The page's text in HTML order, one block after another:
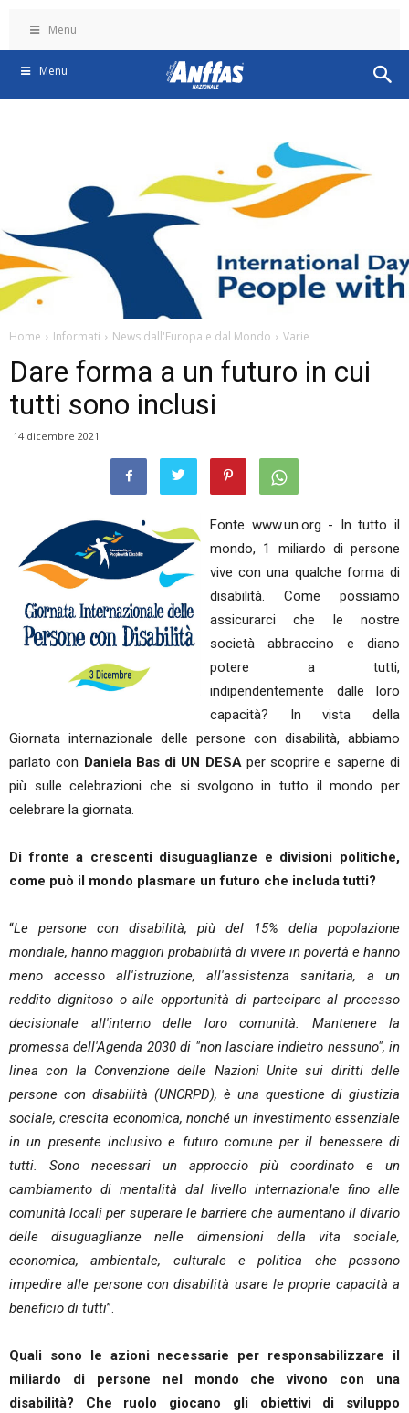
Menu
Menu
Home Informati News dall'Europa e dal Mondo Varie
Dare forma a un futuro in cui
tutti sono inclusi
14 dicembre 2021
Fonte www.un.org - In tutto il
mondo, 1 miliardo di persone
vive con una qualche forma di
disabilità. Come possiamo
assicurarci che le nostre
società abbraccino e diano
potere a tutti,
indipendentemente dalle loro
capacità? In vista della
Giornata internazionale delle persone con disabilità, abbiamo
parlato con Daniela Bas di UN DESAper scoprire e saperne di
più sulle celebrazioni che si svolgono in tutto il mondo per
celebrare la giornata.
Di fronte a crescenti disuguaglianze e divisioni politiche,
come può il mondo plasmare un futuro che includa tutti?
“Le persone con disabilità, più del 15% della popolazione
mondiale, hanno maggiori probabilità di vivere in povertà e hanno
meno accesso all'istruzione, all'assistenza sanitaria, a un
reddito dignitoso o alle opportunità di partecipare al processo
decisionale all'interno delle loro comunità. Mantenere la
promessa dell'Agenda 2030 di "non lasciare indietro nessuno", in
linea con la Convenzione delle Nazioni Unite sui diritti delle
persone con disabilità (UNCRPD), è una questione di giustizia
sociale, crescita economica, nonché un investimento essenziale
in un presente inclusivo e futuro comune per il benessere di
tutti. Sono necessari un approccio più coordinato e un
cambiamento di mentalità dal livello internazionale fino alle
comunità locali per superare le barriere che aumentano il divario
delle disuguaglianze nelle dimensioni della vita sociale,
economica, ambientale, culturale e politica che possono
impedire alle persone con disabilità usare le proprie capacità a
beneficio di tutti”.
Quali sono le azioni necessarie per responsabilizzare il
miliardo di persone nel mondo che vivono con una
disabilità? Che ruolo giocano gli obiettivi di sviluppo